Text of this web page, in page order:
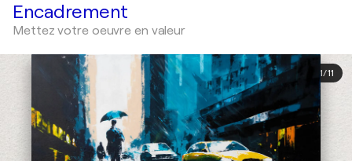
Encadrement
Mettez votre oeuvre en valeur
1/11